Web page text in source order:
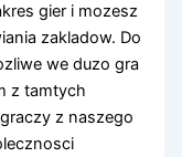
gier i mozesz
zakladow. Do
we duzo gra
z tamtych
z naszego